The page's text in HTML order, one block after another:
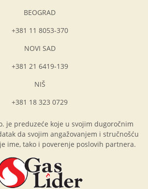
BEOGRAD
+381 11 8053-370
NOVI SAD
+381 21 6419-139
NIŠ
+381 18 323 0729
je preduzeće koje u svojim dugoročnim
da svojim angažovanjem i stručnošću
ime, tako i poverenje poslovih partnera.